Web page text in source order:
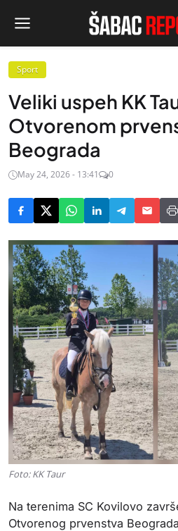
Sport
Veliki uspeh KK
Otvorenom
Beograda
May 24, 2026 - 13:41 0
Foto: KK Taur
Na terenima SC Kovilovo
Otvorenog prvenstva